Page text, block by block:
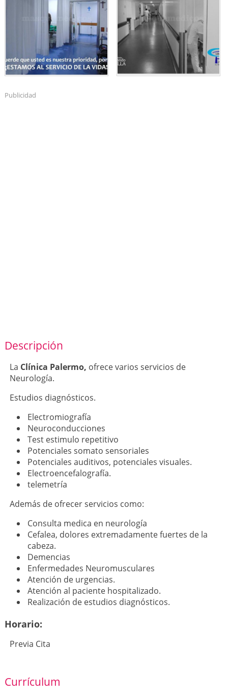
Publicidad
Descripción
La Clínica Palermo, ofrece varios servicios de
Neurología.
Estudios diagnósticos.
Electromiografía
Neuroconducciones
Test estimulo repetitivo
Potenciales somato sensoriales
Potenciales auditivos, potenciales visuales.
Electroencefalografía.
telemetría
Además de ofrecer servicios como:
Consulta medica en neurología
Cefalea, dolores extremadamente fuertes de la
cabeza.
Demencias
Enfermedades Neuromusculares
Atención de urgencias.
Atención al paciente hospitalizado.
Realización de estudios diagnósticos.
Horario:
Previa Cita
Currículum